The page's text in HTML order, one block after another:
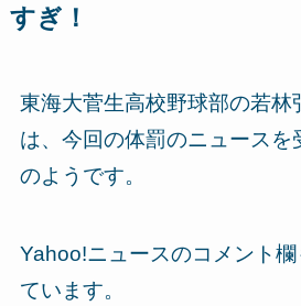
すぎ！
東海大菅生高校野球部の若林
は、今回の体罰のニュースを
のようです。
Yahoo!ニュースのコメント
ています。